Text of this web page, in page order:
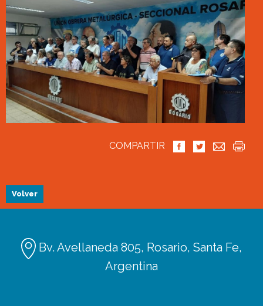
COMPARTIR
Volver
Bv. Avellaneda 805, Rosario, Santa Fe,
Argentina